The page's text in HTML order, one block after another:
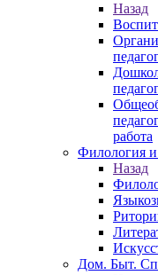
Назад
работа
Филология и
Назад
Дом. Быт.